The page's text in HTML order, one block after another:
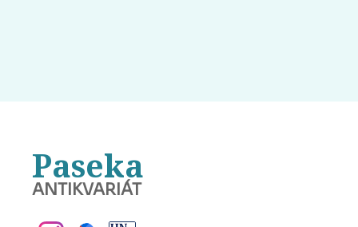
Paseka
ANTIKVARIÁT